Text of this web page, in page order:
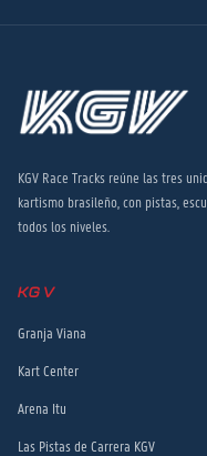
KGV Race Tracks reúne las tres
kartismo brasileño, con pistas,
todos los niveles.
KGV
Granja Viana
Kart Center
Arena Itu
Las Pistas de Carrera KGV